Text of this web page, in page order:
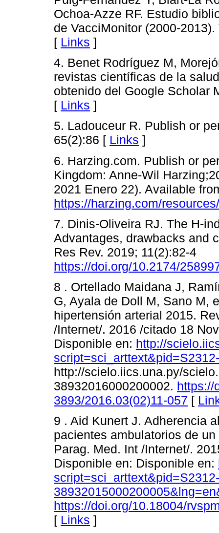
Ochoa-Azze RF. Estudio
de VacciMonitor (2000-
[ Links ]
4. Benet Rodríguez M,
revistas científicas de la
obtenido del Google Scholar
[ Links ]
5. Ladouceur R. Publish or
65(2):86 [ Links ]
6. Harzing.com. Publish or
Kingdom: Anne-Wil
2021 Enero 22). Available
https://harzing.com/
7. Dinis-Oliveira RJ. The H-
Advantages, drawbacks and
Res Rev. 2019; 11(2):82-4
https://doi.org/10.2174/
8 . Ortellado Maidana J,
G, Ayala de Doll M, Sano M,
hipertensión arterial 2015.
/Internet/. 2016 /citado 18
Disponible en: http://
http://scielo.iics.una.py/
38932016000200002. https://
3893/2016.03(02)11-057 [
9 . Aid Kunert J. Adherencia
pacientes ambulatorios de
Parag. Med. Int /Internet/.
Disponible en: Disponible en:
script=sci_arttext&pid=S2312-
https://doi.org/10.18004/
[ Links ]